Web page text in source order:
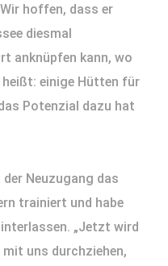
hoffen, dass er
diesmal
anknüpfen kann, wo
einige Hütten für
Potenzial dazu hat
Neuzugang das
trainiert und habe
„Jetzt wird
uns durchziehen,